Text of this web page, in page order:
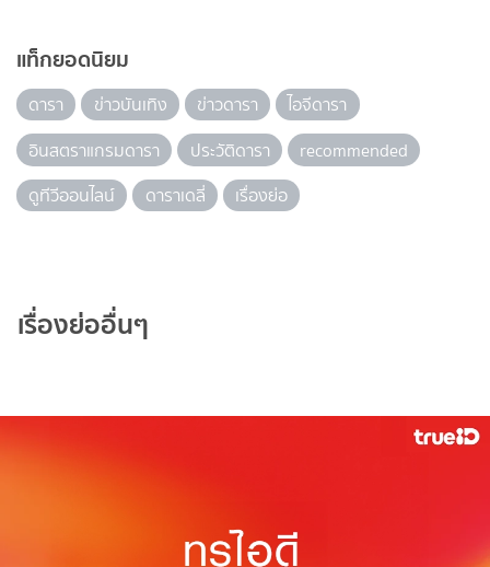
แท็กยอดนิยม
ดารา ข่าวบันเทิง ข่าวดารา
ไอจีดารา
อินสตราแกรมดารา
ประวัติดารา
recommended
ดูทีวีออนไลน์
ดาราเดลี่ เรื่องย่อ
เรื่องย่ออื่นๆ